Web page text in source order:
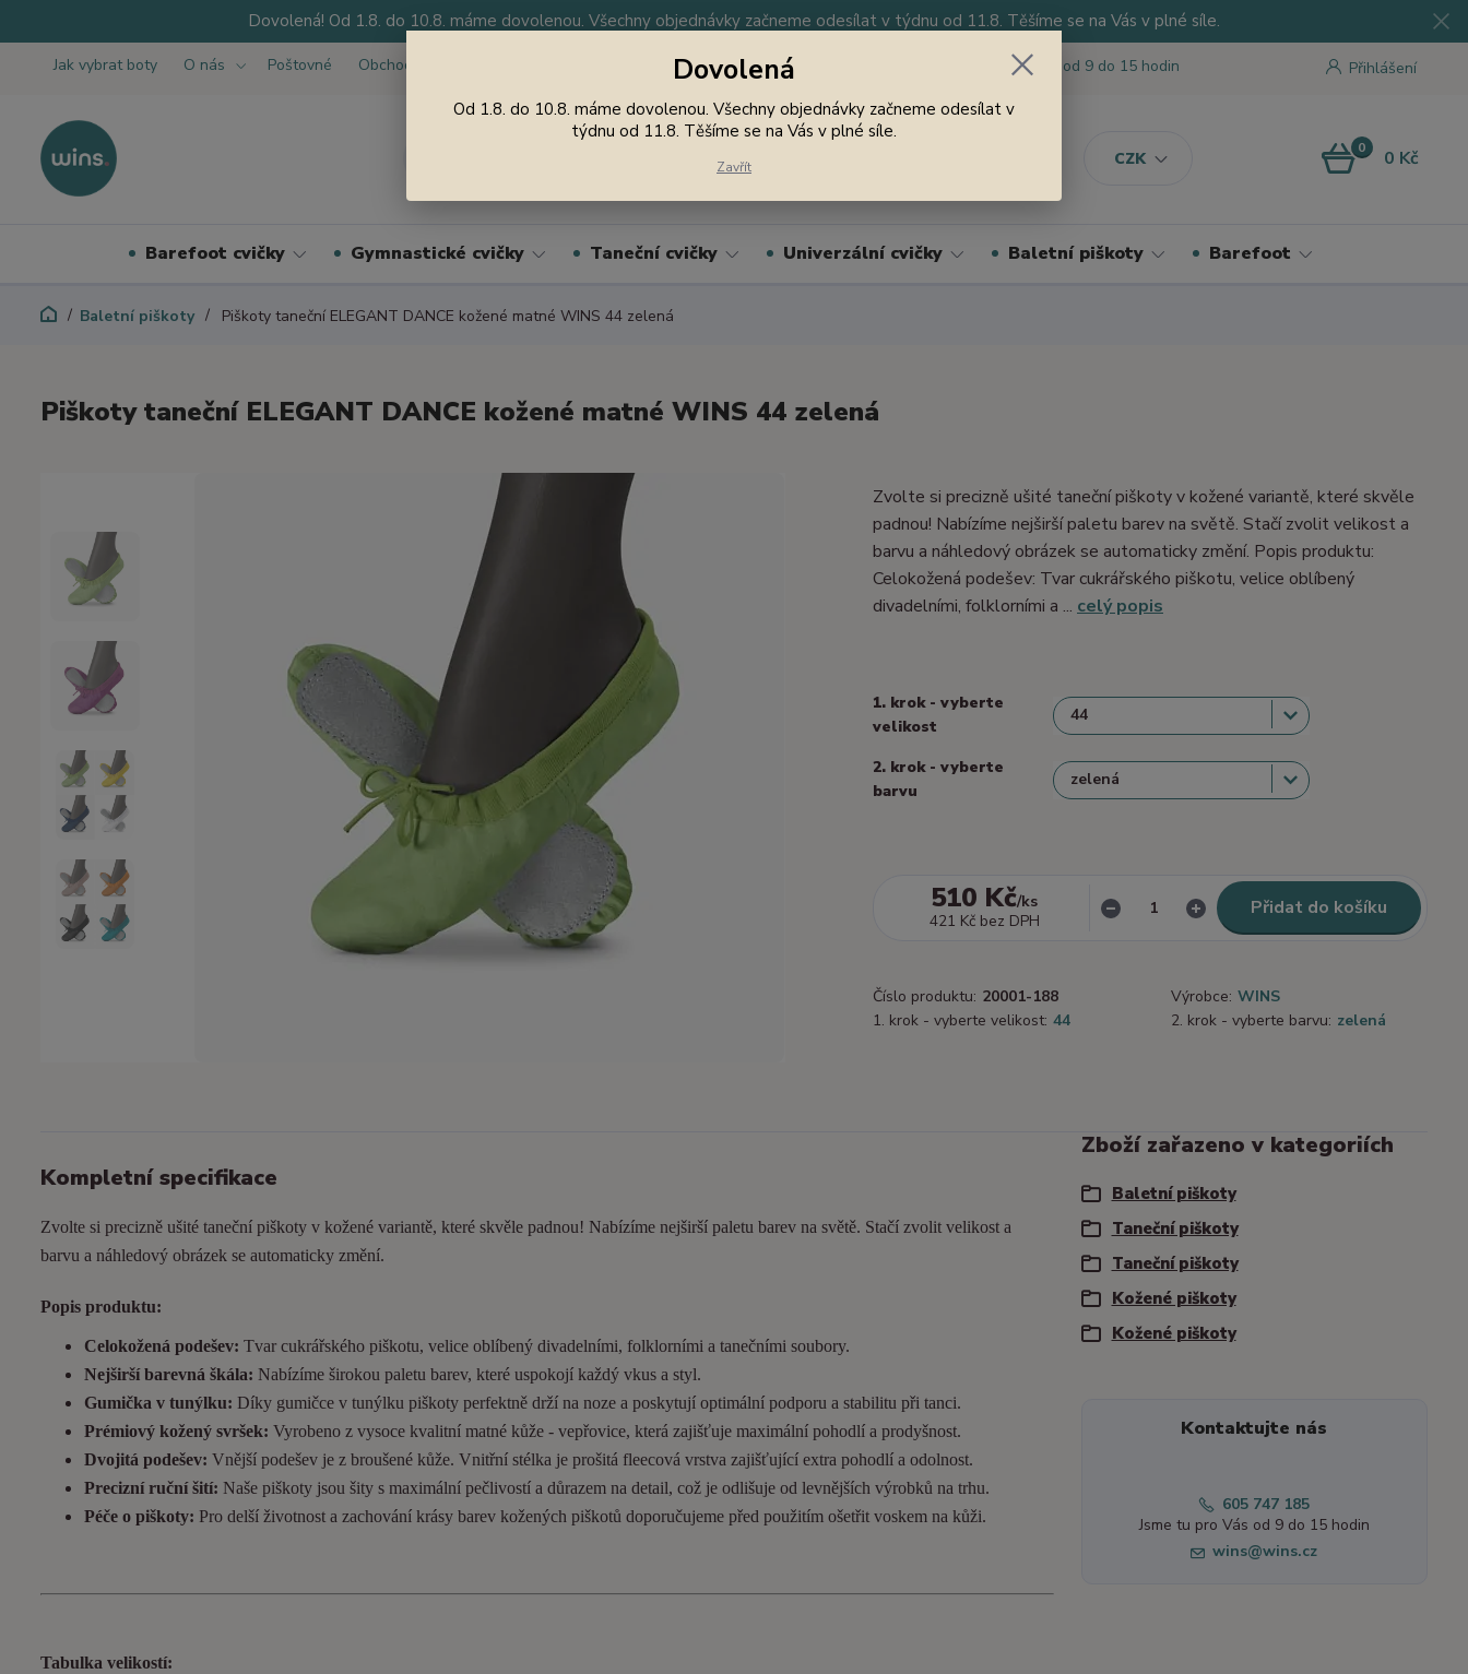
Dovolená! Od 1.8. do 10.8. máme dovolenou. Všechny objednávky začneme odesílat v týdnu od 11.8. Těšíme se na Vás v plné síle.
Jak vybrat boty O nás Poštovné Obchodní podmínky
CZK
Přihlášení
Nevíte si rady? Zavolejte. Jsme tu pro Vás od 9 do 15 hodin
0 0 Kč
Barefoot cvičky Gymnastické cvičky Taneční cvičky Univerzální cvičky Baletní piškoty Barefoot
Baletní piškoty Piškoty taneční ELEGANT DANCE kožené matné WINS 44 zelená
Piškoty taneční ELEGANT DANCE kožené matné WINS 44 zelená
Zvolte si precizně ušité taneční piškoty v kožené variantě, které skvěle
padnou! Nabízíme nejširší paletu barev na světě. Stačí zvolit velikost a
barvu a náhledový obrázek se automaticky změní. Popis produktu:
Celokožená podešev: Tvar cukrářského piškotu, velice oblíbený
divadelními, folklorními a ... celý popis
1. krok - vyberte
velikost
2. krok - vyberte
barvu
510 Kč/ks
421 Kč bez DPH
Přidat do košíku
Číslo produktu: 20001-188 Výrobce: WINS
1. krok - vyberte velikost: 44 2. krok - vyberte barvu: zelená
Kompletní specifikace
Zvolte si precizně ušité taneční piškoty v kožené variantě, které skvěle padnou! Nabízíme nejširší paletu barev na světě. Stačí zvolit velikost a
barvu a náhledový obrázek se automaticky změní.
Popis produktu:
Celokožená podešev: Tvar cukrářského piškotu, velice oblíbený divadelními, folklorními a tanečními soubory.
Nejširší barevná škála: Nabízíme širokou paletu barev, které uspokojí každý vkus a styl.
Gumička v tunýlku: Díky gumičce v tunýlku piškoty perfektně drží na noze a poskytují optimální podporu a stabilitu při tanci.
Prémiový kožený svršek: Vyrobeno z vysoce kvalitní matné kůže - vepřovice, která zajišťuje maximální pohodlí a prodyšnost.
Dvojitá podešev: Vnější podešev je z broušené kůže. Vnitřní stélka je prošitá fleecová vrstva zajišťující extra pohodlí a odolnost.
Precizní ruční šití: Naše piškoty jsou šity s maximální pečlivostí a důrazem na detail, což je odlišuje od levnějších výrobků na trhu.
Péče o piškoty: Pro delší životnost a zachování krásy barev kožených piškotů doporučujeme před použitím ošetřit voskem na kůži.
Tabulka velikostí:
Zboží zařazeno v kategoriích
Baletní piškoty
Taneční piškoty
Taneční piškoty
Kožené piškoty
Kožené piškoty
Kontaktujte nás
605 747 185
Jsme tu pro Vás od 9 do 15 hodin
wins@wins.cz
Dovolená
Od 1.8. do 10.8. máme dovolenou. Všechny objednávky začneme odesílat v
týdnu od 11.8. Těšíme se na Vás v plné síle.
Zavřít